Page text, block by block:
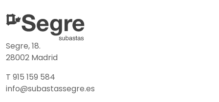
Segre, 18.
28002 Madrid
T 915 159 584
info@subastassegre.es